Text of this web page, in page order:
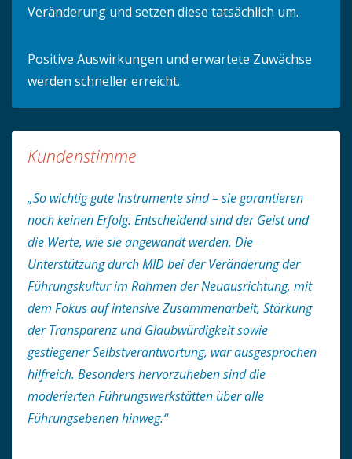
Veränderung und setzen diese tatsächlich um.
Positive Auswirkungen und erwartete Zuwächse
werden schneller erreicht.
Kundenstimme
„So wichtig gute Instrumente sind – sie garantieren
noch keinen Erfolg. Entscheidend sind der Geist und
die Werte, wie sie angewandt werden. Die
Unterstützung durch MID bei der Veränderung der
Führungskultur im Rahmen der Neuausrichtung, mit
dem Fokus auf intensive Zusammenarbeit, Stärkung
der Transparenz und Glaubwürdigkeit sowie
gestiegener Selbstverantwortung, war ausgesprochen
hilfreich. Besonders hervorzuheben sind die
moderierten Führungswerkstätten über alle
Führungsebenen hinweg.“